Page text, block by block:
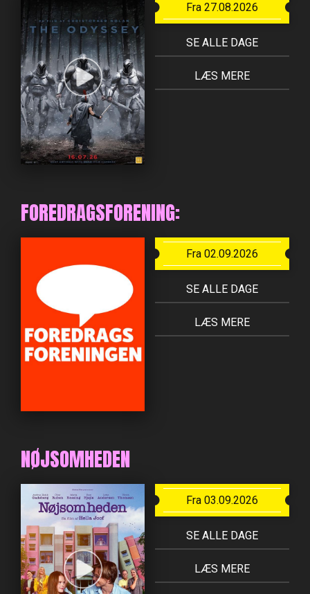
Fra 27.08.2026
SE ALLE DAGE
LÆS MERE
FOREDRAGSFORENING:
Fra 02.09.2026
SE ALLE DAGE
LÆS MERE
NØJSOMHEDEN
Fra 03.09.2026
SE ALLE DAGE
LÆS MERE